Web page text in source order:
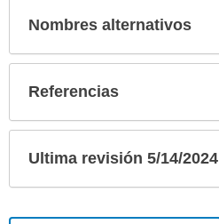
Nombres alternativos
Referencias
Ultima revisión 5/14/2024